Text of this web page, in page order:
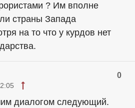
? Им вполне
страны Запада
на то что у курдов нет
0
диалогом следующий.